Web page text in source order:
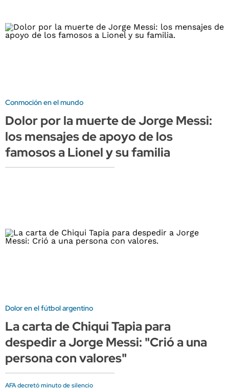
Conmoción en el mundo
Dolor por la muerte de Jorge Messi:
los mensajes de apoyo de los
famosos a Lionel y su familia
Dolor en el fútbol argentino
La carta de Chiqui Tapia para
despedir a Jorge Messi: "Crió a una
persona con valores"
AFA decretó minuto de silencio